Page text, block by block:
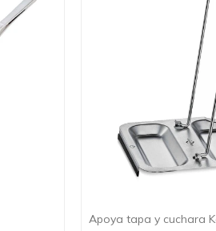
Apoya tapa y cuchara